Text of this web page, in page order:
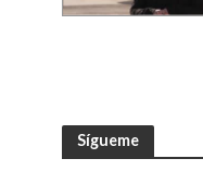
Sígueme